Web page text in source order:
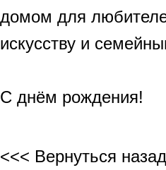
домом для
искусству и
С днём рождения!
<<< Вернуться назад